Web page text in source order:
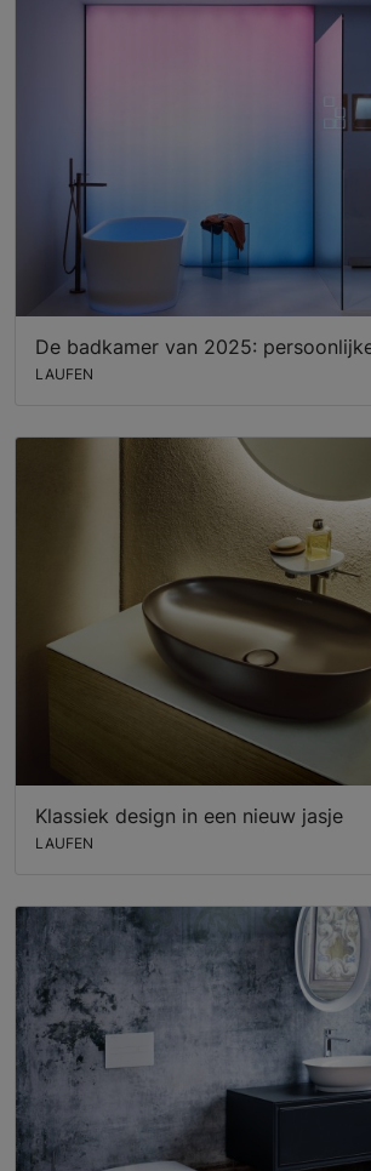
De badkamer van 2025:
LAUFEN
Klassiek design in een nieuw jasje
LAUFEN